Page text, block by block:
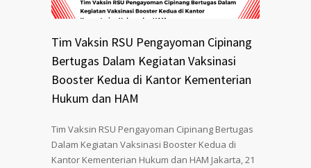
Tim Vaksin RSU Pengayoman Cipinang
Bertugas Dalam Kegiatan Vaksinasi
Booster Kedua di Kantor Kementerian
Hukum dan HAM
Tim Vaksin RSU Pengayoman Cipinang Bertugas
Dalam Kegiatan Vaksinasi Booster Kedua di
Kantor Kementerian Hukum dan HAM Jakarta, 21